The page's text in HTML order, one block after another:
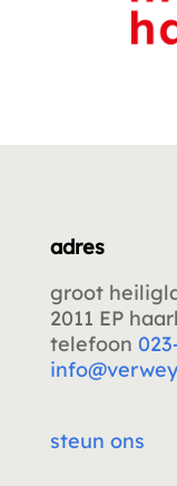
adres
groot
2011 EP
telefoon
steun ons